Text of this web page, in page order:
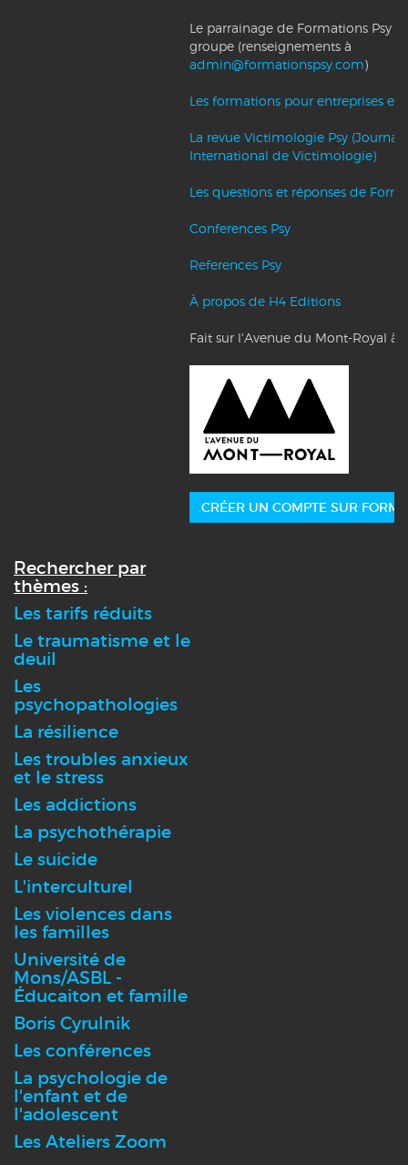
Le parrainage de Formations Psy
groupe (renseignements à
admin@formationspsy.com)
Les formations pour entreprises et
La revue Victimologie Psy (Journal
International de Victimologie)
Les questions et réponses de
Conferences Psy
References Psy
À propos de H4 Editions
Fait sur l'Avenue du Mont-Royal à
CRÉER UN COMPTE SUR
Rechercher par
thèmes :
Les tarifs réduits
Le traumatisme et le
deuil
Les
psychopathologies
La résilience
Les troubles anxieux
et le stress
Les addictions
La psychothérapie
Le suicide
L'interculturel
Les violences dans
les familles
Université de
Mons/ASBL -
Éducaiton et famille
Boris Cyrulnik
Les conférences
La psychologie de
l'enfant et de
l'adolescent
Les Ateliers Zoom